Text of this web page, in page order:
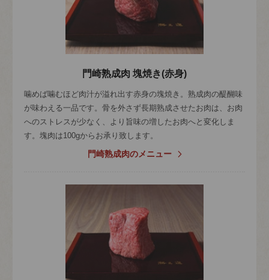
門崎熟成肉 塊焼き(赤身)
噛めば噛むほど肉汁が溢れ出す赤身の塊焼き。熟成肉の醍醐味
が味わえる一品です。骨を外さず長期熟成させたお肉は、お肉
へのストレスが少なく、より旨味の増したお肉へと変化しま
す。塊肉は100gからお承り致します。
門崎熟成肉のメニュー